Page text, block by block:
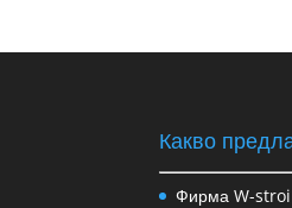
Какво
Фирма W-stroi